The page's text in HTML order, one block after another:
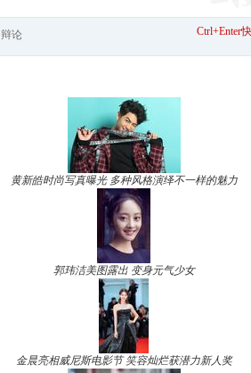
辩论 Ctrl+Enter
黄新皓时尚写真曝光 多种风格演绎不一样的魅力
郭玮洁美图露出 变身元气少女
金晨亮相威尼斯电影节 笑容灿烂获潜力新人奖